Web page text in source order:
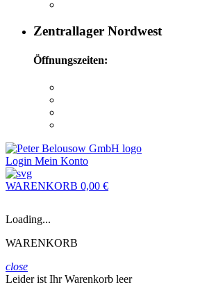
Zentrallager Nordwest
Öffnungszeiten:
Login Mein Konto
WARENKORB 0,00 €
Loading...
WARENKORB
close
Leider ist Ihr Warenkorb leer